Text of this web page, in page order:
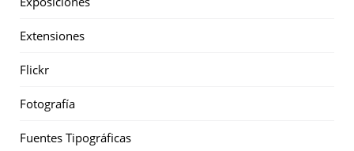
Extensiones
Flickr
Fotografía
Fuentes Tipográficas